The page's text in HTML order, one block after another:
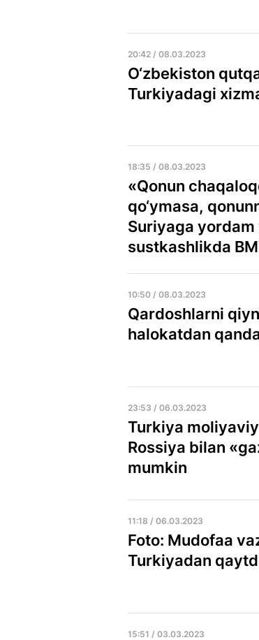
20:42 / 08.03.2023
O‘zbekiston
Turkiyadagi
18:35 / 08.03.2023
«Qonun
qo‘ymasa,
Suriyaga
sustkashlikda
10:50 / 08.03.2023
Qardoshlarni
halokatdan
23:53 / 06.03.2023
Turkiya
Rossiya bilan
mumkin
11:18 / 06.03.2023
Foto: Mudofaa
Turkiyadan
15:51 / 03.03.2023